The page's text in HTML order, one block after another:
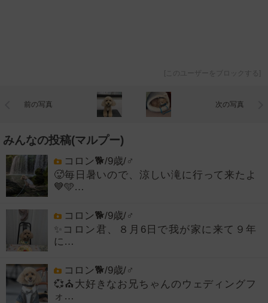
このユーザーをブロックする
前の写真 次の写真
みんなの投稿(マルプー)
コロン🐕/9歳/♂
🥵毎日暑いので、涼しい滝に行って来たよ
💙🩵…
コロン🐕/9歳/♂
✨コロン君、８月6日で我が家に来て９年
に…
コロン🐕/9歳/♂
💞⛪大好きなお兄ちゃんのウェディングフ
ォ…